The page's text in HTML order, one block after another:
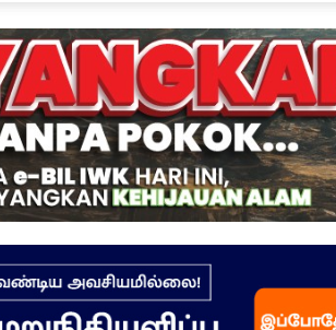
Osai
–